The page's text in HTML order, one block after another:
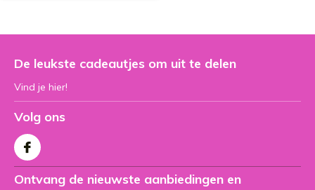
De leukste cadeautjes om uit te delen
Vind je hier!
Volg ons
Ontvang de nieuwste aanbiedingen en